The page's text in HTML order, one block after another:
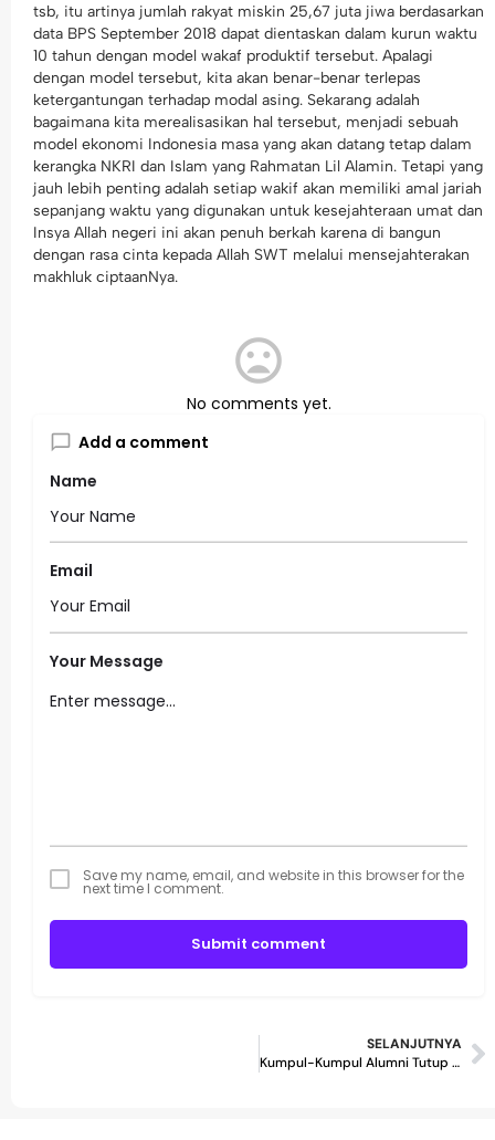
tsb, itu artinya jumlah rakyat miskin 25,67 juta jiwa berdasarkan
data BPS September 2018 dapat dientaskan dalam kurun waktu
10 tahun dengan model wakaf produktif tersebut. Apalagi
dengan model tersebut, kita akan benar-benar terlepas
ketergantungan terhadap modal asing. Sekarang adalah
bagaimana kita merealisasikan hal tersebut, menjadi sebuah
model ekonomi Indonesia masa yang akan datang tetap dalam
kerangka NKRI dan Islam yang Rahmatan Lil Alamin. Tetapi yang
jauh lebih penting adalah setiap wakif akan memiliki amal jariah
sepanjang waktu yang digunakan untuk kesejahteraan umat dan
Insya Allah negeri ini akan penuh berkah karena di bangun
dengan rasa cinta kepada Allah SWT melalui mensejahterakan
makhluk ciptaanNya.
No comments yet.
Add a comment
Name
Email
Your Message
Save my name, email, and website in this browser for the
next time I comment.
Submit comment
SELANJUTNYA
Kumpul-Kumpul Alumni Tutup Tahun 2019